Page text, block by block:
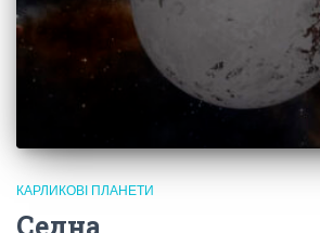
КАРЛИКОВІ ПЛАНЕТИ